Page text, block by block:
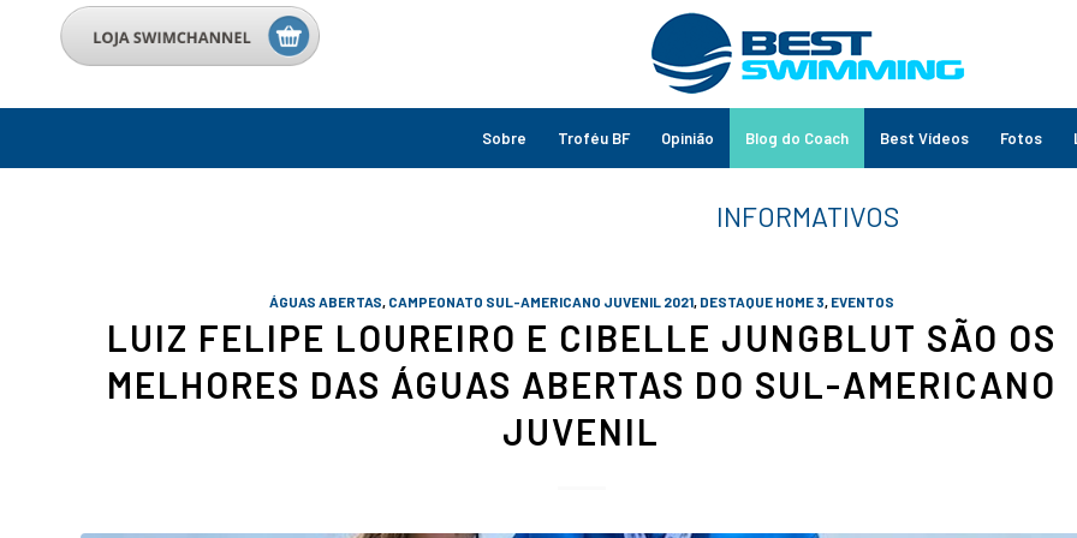
Sobre Troféu BF Opinião Blog do Coach Best Vídeos Fotos
ÁGUAS ABERTAS, CAMPEONATO SUL-AMERICANO JUVENIL 2021, DESTAQUE HOME 3, EVENTOS
LUIZ FELIPE LOUREIRO E CIBELLE JUNGBLUT SÃO OS
MELHORES DAS ÁGUAS ABERTAS DO SUL-AMERICANO
JUVENIL